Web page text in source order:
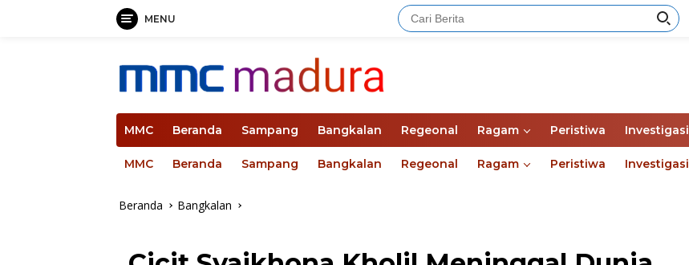
MENU
MMC Beranda Sampang Bangkalan Regeonal Ragam Peristiwa Investigasi
MMC Beranda Sampang Bangkalan Regeonal Ragam Peristiwa Investigasi
Beranda Bangkalan